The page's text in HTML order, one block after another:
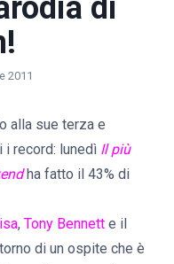
di
2011
alla sue terza e
i record: lunedì Il più
ha fatto il 43% di
, Tony Bennett e il
di un ospite che è